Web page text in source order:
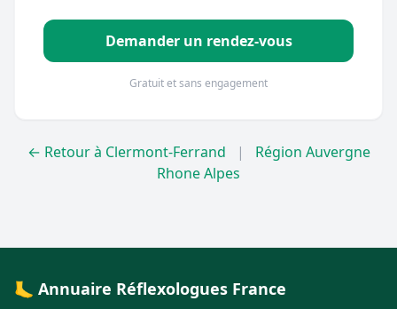
Demander un rendez-vous
Gratuit et sans engagement
← Retour à Clermont-Ferrand |
Région Auvergne
Rhone Alpes
🦶 Annuaire Réflexologues France